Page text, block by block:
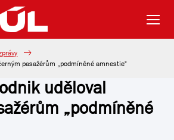
pasažérům „podmíněné amnestie"
uděloval
„podmíněné